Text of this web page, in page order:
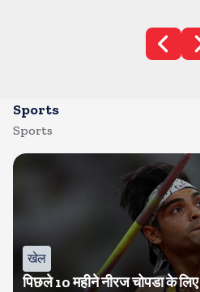
Sports
Sports
खेल
पिछले 10 महीने नीरज चोपडा के